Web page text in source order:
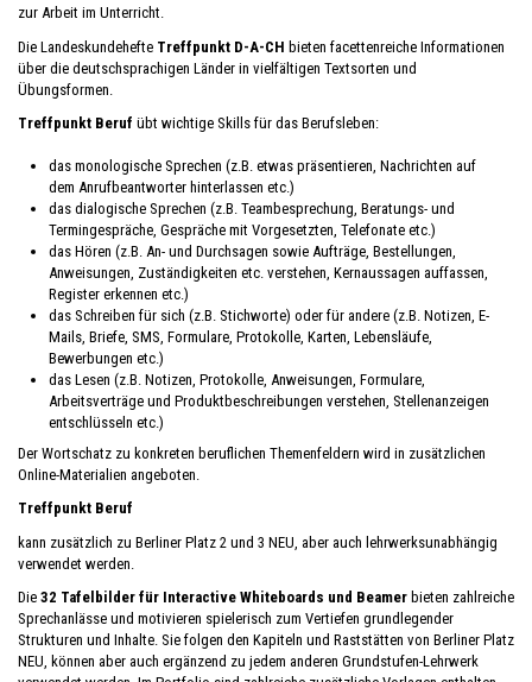
zur Arbeit im Unterricht.
Die Landeskundehefte Treffpunkt D-A-CH bieten facettenreiche Informationen
über die deutschsprachigen Länder in vielfältigen Textsorten und
Übungsformen.
Treffpunkt Beruf übt wichtige Skills für das Berufsleben:
das monologische Sprechen (z.B. etwas präsentieren, Nachrichten auf
dem Anrufbeantworter hinterlassen etc.)
das dialogische Sprechen (z.B. Teambesprechung, Beratungs- und
Termingespräche, Gespräche mit Vorgesetzten, Telefonate etc.)
das Hören (z.B. An- und Durchsagen sowie Aufträge, Bestellungen,
Anweisungen, Zuständigkeiten etc. verstehen, Kernaussagen auffassen,
Register erkennen etc.)
das Schreiben für sich (z.B. Stichworte) oder für andere (z.B. Notizen, E-
Mails, Briefe, SMS, Formulare, Protokolle, Karten, Lebensläufe,
Bewerbungen etc.)
das Lesen (z.B. Notizen, Protokolle, Anweisungen, Formulare,
Arbeitsverträge und Produktbeschreibungen verstehen, Stellenanzeigen
entschlüsseln etc.)
Der Wortschatz zu konkreten beruflichen Themenfeldern wird in zusätzlichen
Online-Materialien angeboten.
Treffpunkt Beruf
kann zusätzlich zu Berliner Platz 2 und 3 NEU, aber auch lehrwerksunabhängig
verwendet werden.
Die 32 Tafelbilder für Interactive Whiteboards und Beamer bieten zahlreiche
Sprechanlässe und motivieren spielerisch zum Vertiefen grundlegender
Strukturen und Inhalte. Sie folgen den Kapiteln und Raststätten von Berliner Platz
NEU, können aber auch ergänzend zu jedem anderen Grundstufen-Lehrwerk